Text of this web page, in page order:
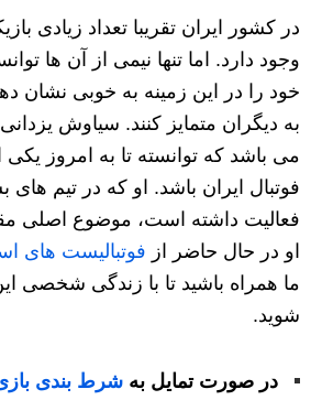
در کشور ایران تقریبا تعداد زیادی
وجود دارد. اما تنها نیمی از آن ها
خود را در این زمینه به خوبی نشان
به دیگران متمایز کنند. سیاوش
می باشد که توانسته تا به امروز یکی
فوتبال ایران باشد. او که در تیم های
فعالیت داشته است، موضوع اصلی
او در حال حاضر از فوتبالیست های
ما همراه باشید تا با زندگی شخصی
شوید.
در صورت تمایل به شرط بندی